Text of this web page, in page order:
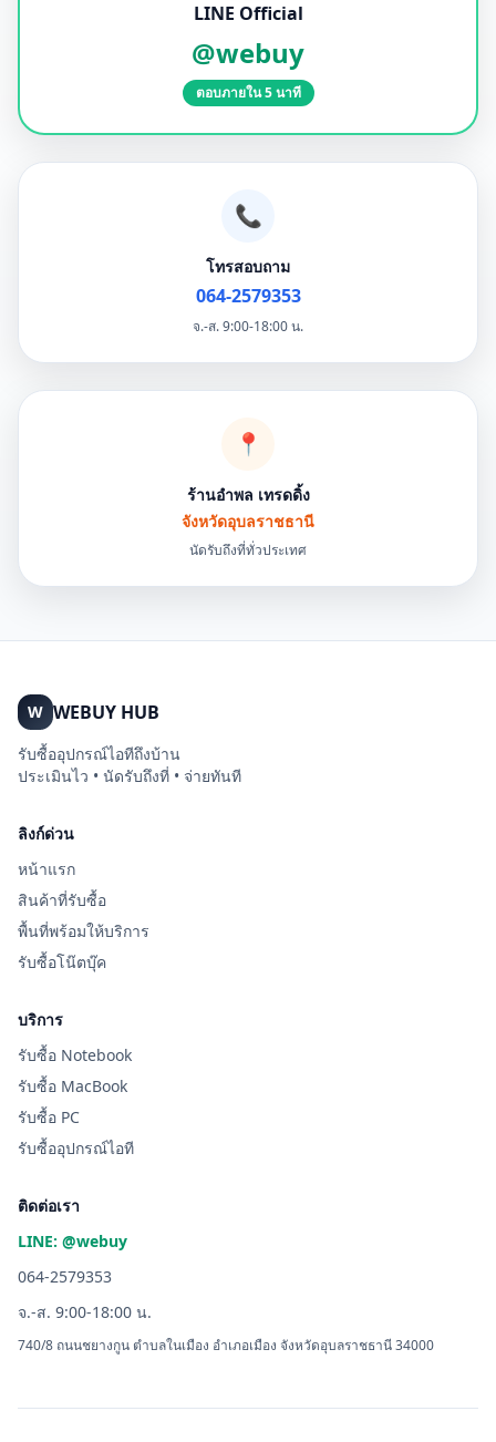
LINE Official
@webuy
ตอบภายใน 5 นาที
📞
โทรสอบถาม
064-2579353
จ.-ส. 9:00-18:00 น.
📍
ร้านอำพล เทรดดิ้ง
จังหวัดอุบลราชธานี
นัดรับถึงที่ทั่วประเทศ
W WEBUY HUB
รับซื้ออุปกรณ์ไอทีถึงบ้าน
ประเมินไว • นัดรับถึงที่ • จ่ายทันที
ลิงก์ด่วน
หน้าแรก
สินค้าที่รับซื้อ
พื้นที่พร้อมให้บริการ
รับซื้อโน๊ตบุ๊ค
บริการ
รับซื้อ Notebook
รับซื้อ MacBook
รับซื้อ PC
รับซื้ออุปกรณ์ไอที
ติดต่อเรา
LINE: @webuy
064-2579353
จ.-ส. 9:00-18:00 น.
740/8 ถนนชยางกูน ตำบลในเมือง อำเภอเมือง จังหวัดอุบลราชธานี 34000